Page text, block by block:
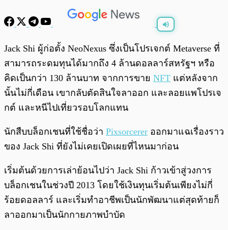
พร้อมเล่น
Jack Shi ผู้ก่อตั้ง NeoNexus ซึ่งเป็นโปรเจกต์ Metaverse ที่
สามารถระดมทุนได้มากถึง 4 ล้านดอลลาร์สหรัฐฯ หรือ
คิดเป็นกว่า 130 ล้านบาท จากการขาย NFT แต่หลังจาก
นั้นไม่กี่เดือน เขากลับตัดสินใจลาออก และลอยแพโปรเจ
กต์ และหนีไปเที่ยวรอบโลกแทน
นักสืบบล็อกเชนที่ใช้ชื่อว่า Pixsorcerer ออกมาแฉเรื่องราว
ของ Jack Shi ที่ยังไม่เคยเปิดเผยที่ไหนมาก่อน
เริ่มต้นด้วยการเล่าย้อนไปว่า Jack Shi ก้าวเข้าสู่วงการ
บล็อกเชนในช่วงปี 2013 โดยใช้เงินทุนเริ่มต้นเพียงไม่กี่
ร้อยดอลลาร์ และเริ่มทำอาชีพเป็นนักพัฒนาแต่สุดท้ายก็
ลาออกมาเป็นนักกายภาพบำบัด